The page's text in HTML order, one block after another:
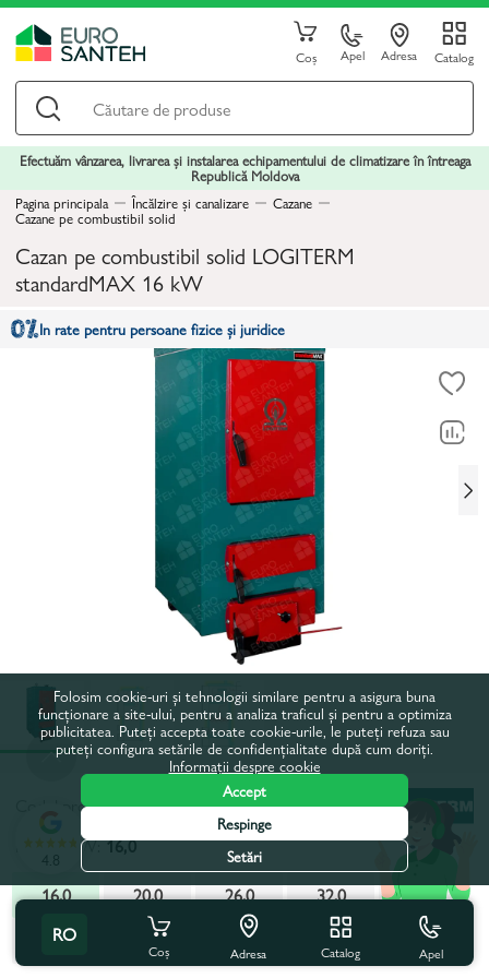
Coș Apel Adresa Catalog
Efectuăm vânzarea, livrarea și instalarea echipamentului de climatizare în întreaga
Republică Moldova
Pagina principala
Încălzire și canalizare Cazane
Cazane pe combustibil solid
Cazan pe combustibil solid LOGITERM
standardMAX 16 kW
In rate pentru persoane fizice și juridice
Codul produsului:425316
Putere, kW:16,0
16,0
20,0 26,0 32,0
38,0
50,0
RO
Coș Adresa Catalog Apel
4.8
Folosim cookie-uri și tehnologii similare pentru a asigura buna
funcționare a site-ului, pentru a analiza traficul și pentru a optimiza
publicitatea. Puteți accepta toate cookie-urile, le puteți refuza sau
puteți configura setările de confidențialitate după cum doriți.
Informații despre cookie
Accept
Respinge
Setări